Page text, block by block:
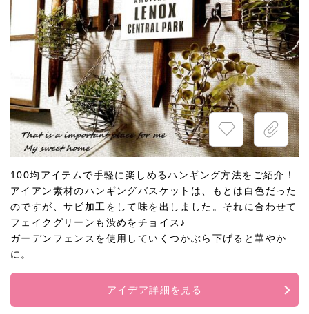
100均アイテムで手軽に楽しめるハンギング方法をご紹介！
アイアン素材のハンギングバスケットは、もとは白色だった
のですが、サビ加工をして味を出しました。それに合わせて
フェイクグリーンも渋めをチョイス♪
ガーデンフェンスを使用していくつかぶら下げると華やか
に。
アイデア詳細を見る